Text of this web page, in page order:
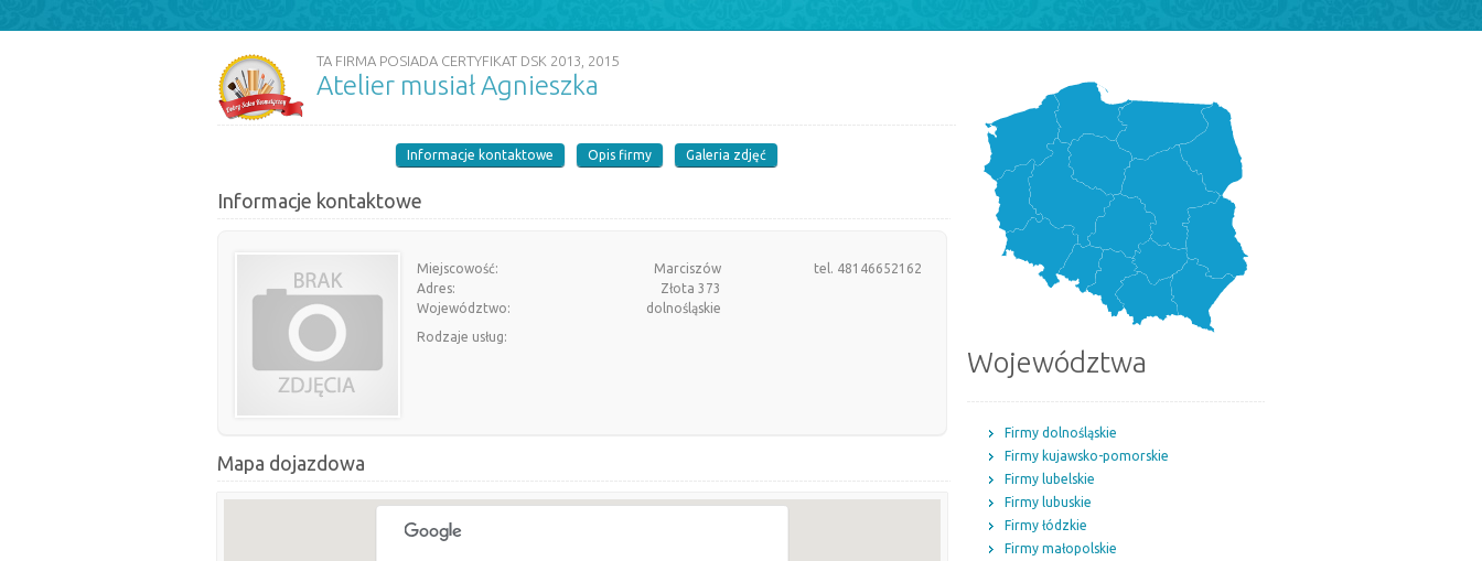
TA FIRMA POSIADA CERTYFIKAT DSK 2013, 2015
Atelier musiał Agnieszka
Informacje kontaktowe Opis firmy Galeria zdjęć
Informacje kontaktowe
Miejscowość:
Marciszów
Adres:
Złota 373
Województwo:
dolnośląskie
tel. 48146652162
Rodzaje usług:
Mapa dojazdowa
Województwa
Firmy dolnośląskie
Firmy kujawsko-pomorskie
Firmy lubelskie
Firmy lubuskie
Firmy łódzkie
Firmy małopolskie